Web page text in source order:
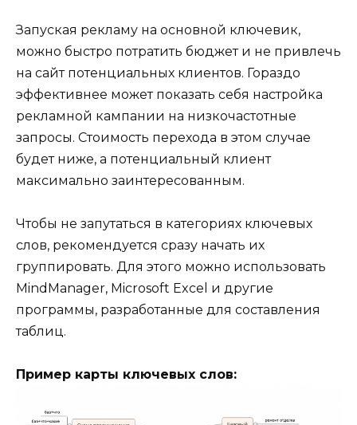
Запуская рекламу на основной ключевик,
можно быстро потратить бюджет и не привлечь
на сайт потенциальных клиентов. Гораздо
эффективнее может показать себя настройка
рекламной кампании на низкочастотные
запросы. Стоимость перехода в этом случае
будет ниже, а потенциальный клиент
максимально заинтересованным.
Чтобы не запутаться в категориях ключевых
слов, рекомендуется сразу начать их
группировать. Для этого можно использовать
MindManager, Microsoft Excel и другие
программы, разработанные для составления
таблиц.
Пример карты ключевых слов: